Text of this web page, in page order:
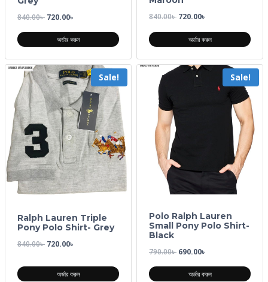
840.00৳ 720.00৳
অর্ডার করুন
840.00৳ 720.00৳
অর্ডার করুন
Sale!
Ralph Lauren Triple
Pony Polo Shirt- Grey
840.00৳ 720.00৳
অর্ডার করুন
Sale!
Polo Ralph Lauren
Small Pony Polo Shirt-
Black
790.00৳ 690.00৳
অর্ডার করুন